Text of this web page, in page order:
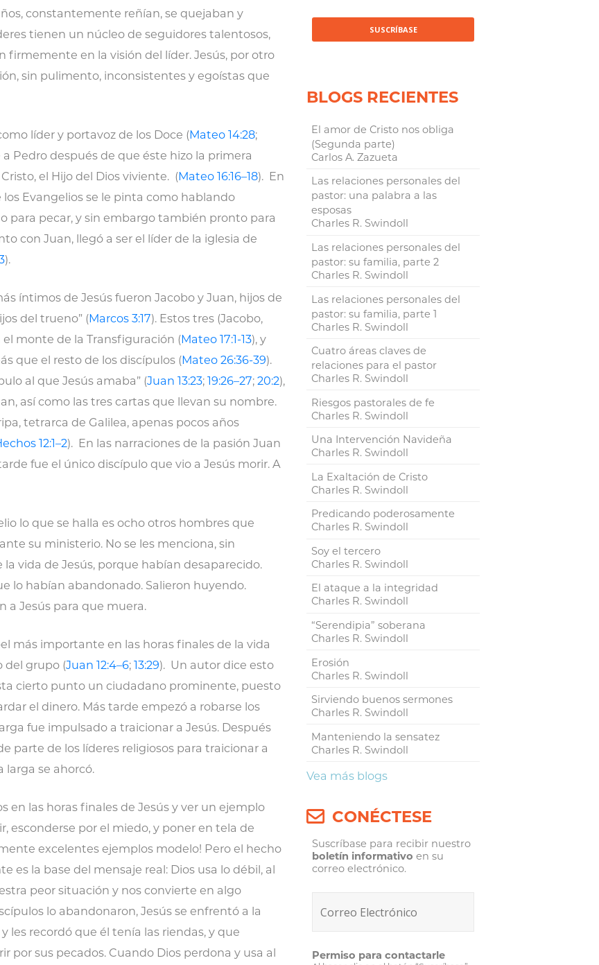
constantemente reñían, se quejaban y
tienen un núcleo de seguidores talentosos,
firmemente en la visión del líder. Jesús, por otro
sin pulimento, inconsistentes y egoístas que
líder y portavoz de los Doce (Mateo 14:28;
Pedro después de que éste hizo la primera
el Hijo del Dios viviente. (Mateo 16:16–18). En
Evangelios se le pinta como hablando
para pecar, y sin embargo también pronto para
con Juan, llegó a ser el líder de la iglesia de
).
íntimos de Jesús fueron Jacobo y Juan, hijos de
del trueno” (Marcos 3:17). Estos tres (Jacobo,
monte de la Transfiguración (Mateo 17:1-13), y
que el resto de los discípulos (Mateo 26:36-39).
al que Jesús amaba” (Juan 13:23; 19:26–27; 20:2),
así como las tres cartas que llevan su nombre.
tetrarca de Galilea, apenas pocos años
12:1–2). En las narraciones de la pasión Juan
fue el único discípulo que vio a Jesús morir. A
lo que se halla es ocho otros hombres que
su ministerio. No se les menciona, sin
vida de Jesús, porque habían desaparecido.
lo habían abandonado. Salieron huyendo.
a Jesús para que muera.
más importante en las horas finales de la vida
del grupo (Juan 12:4–6; 13:29). Un autor dice esto
cierto punto un ciudadano prominente, puesto
el dinero. Más tarde empezó a robarse los
fue impulsado a traicionar a Jesús. Después
parte de los líderes religiosos para traicionar a
larga se ahorcó.
en las horas finales de Jesús y ver un ejemplo
esconderse por el miedo, y poner en tela de
excelentes ejemplos modelo! Pero el hecho
es la base del mensaje real: Dios usa lo débil, al
peor situación y nos convierte en algo
lo abandonaron, Jesús se enfrentó a la
les recordó que él tenía las riendas, y que
por sus pecados. Cuando Dios perdona y usa al
BLOGS RECIENTES
El amor de Cristo nos obliga
(Segunda parte)
Carlos A. Zazueta
Las relaciones personales del
pastor: una palabra a las
esposas
Charles R. Swindoll
Las relaciones personales del
pastor: su familia, parte 2
Charles R. Swindoll
Las relaciones personales del
pastor: su familia, parte 1
Charles R. Swindoll
Cuatro áreas claves de
relaciones para el pastor
Charles R. Swindoll
Riesgos pastorales de fe
Charles R. Swindoll
Una Intervención Navideña
Charles R. Swindoll
La Exaltación de Cristo
Charles R. Swindoll
Predicando poderosamente
Charles R. Swindoll
Soy el tercero
Charles R. Swindoll
El ataque a la integridad
Charles R. Swindoll
“Serendipia” soberana
Charles R. Swindoll
Erosión
Charles R. Swindoll
Sirviendo buenos sermones
Charles R. Swindoll
Manteniendo la sensatez
Charles R. Swindoll
Vea más blogs
CONÉCTESE
Suscríbase para recibir nuestro
boletín informativo en su
correo electrónico.
Permiso para contactarle